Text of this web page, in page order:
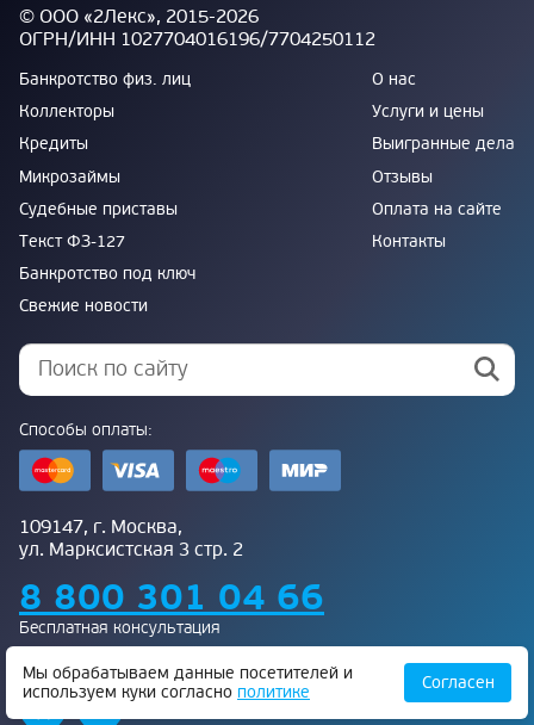
© ООО «2Лекс», 2015-2026
ОГРН/ИНН 1027704016196/7704250112
Банкротство физ. лиц
Коллекторы
Кредиты
Микрозаймы
Судебные приставы
Текст ФЗ-127
Банкротство под ключ
Свежие новости
О нас
Услуги и цены
Выигранные дела
Отзывы
Оплата на сайте
Контакты
Способы оплаты:
109147, г. Москва,
ул. Марксистская 3 стр. 2
8 800 301 04 66
Бесплатная консультация
Мы обрабатываем данные посетителей и
используем куки согласно политике Согласен